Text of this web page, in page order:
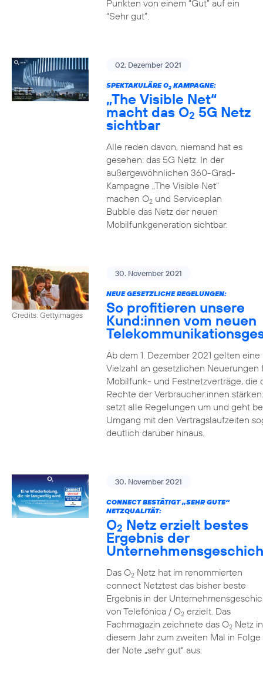
Punkten von einem “Gut” auf ein
“Sehr gut”.
02. Dezember 2021
SPEKTAKULÄRE O2KAMPAGNE:
„The Visible Net“
macht das O2 5G Netz
sichtbar
Alle reden davon, niemand hat es
gesehen: das 5G Netz. In der
außergewöhnlichen 360-Grad-
Kampagne „The Visible Net“
machen O2und Serviceplan
Bubble das Netz der neuen
Mobilfunkgeneration sichtbar.
Credits: Gettyimages
30. November 2021
NEUE GESETZLICHE REGELUNGEN:
So profitieren unsere
Kund:innen vom neuen
Ab dem 1. Dezember 2021 gelten eine
Vielzahl an gesetzlichen Neuerungen
Mobilfunk- und Festnetzverträge, die
Rechte der Verbraucher:innen
setzt alle Regelungen um und geht
Umgang mit den Vertragslaufzeiten
deutlich darüber hinaus.
30. November 2021
CONNECT BESTÄTIGT „SEHR GUTE“
NETZQUALITÄT:
O2 Netz erzielt bestes
Ergebnis der
Das O2Netz hat im renommierten
connect Netztest das bisher beste
Ergebnis in der
von Telefónica / O2erzielt. Das
Fachmagazin zeichnete das O2Netz in
diesem Jahr zum zweiten Mal in Folge
der Note „sehr gut“ aus.